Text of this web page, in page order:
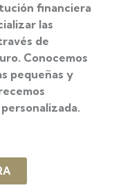
financiera
las
de
Conocemos
pequeñas y
.